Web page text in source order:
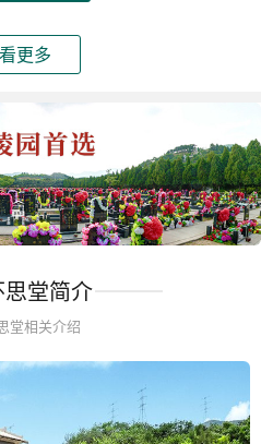
更多
堂简介
堂相关介绍